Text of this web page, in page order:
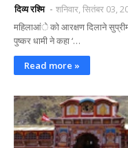
दिव्य रश्मि
शनिवार, सितंबर 03,
महिलाआंे को आरक्षण दिलाने
पुष्कर धामी ने कहा ‘…
Read more »